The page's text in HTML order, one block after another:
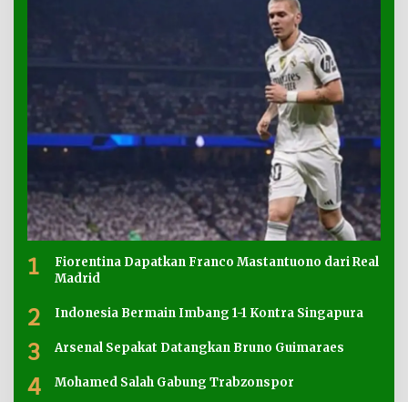
1
Fiorentina Dapatkan Franco Mastantuono dari Real
Madrid
2 Indonesia Bermain Imbang 1-1 Kontra Singapura
3 Arsenal Sepakat Datangkan Bruno Guimaraes
4 Mohamed Salah Gabung Trabzonspor